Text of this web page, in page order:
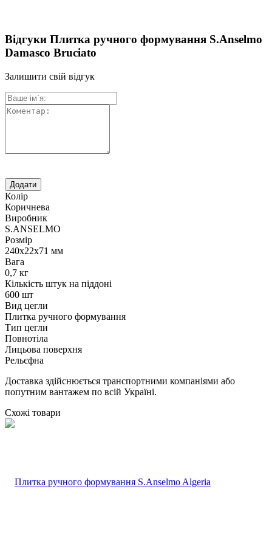
Відгуки Плитка ручного формування S.Anselmo
Damasco Bruciato
Залишити свій відгук
Колір
Коричнева
Виробник
S.ANSELMO
Розмір
240х22х71 мм
Вага
0,7 кг
Кількість штук на піддоні
600 шт
Вид цегли
Плитка ручного формування
Тип цегли
Повнотіла
Лицьова поверхня
Рельєфна
Доставка здійснюється транспортними компаніями або
попутним вантажем по всій Україні.
Схожі товари